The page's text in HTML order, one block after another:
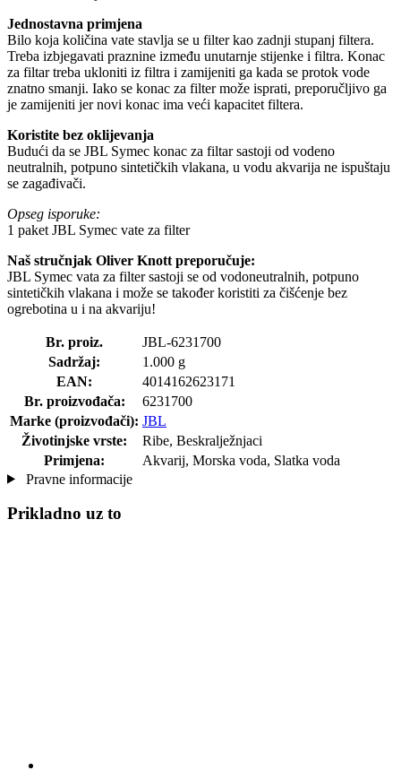
Jednostavna primjena
Bilo koja količina vate stavlja se u filter kao zadnji stupanj filtera.
Treba izbjegavati praznine između unutarnje stijenke i filtra. Konac
za filtar treba ukloniti iz filtra i zamijeniti ga kada se protok vode
znatno smanji. Iako se konac za filter može isprati, preporučljivo ga
je zamijeniti jer novi konac ima veći kapacitet filtera.
Koristite bez oklijevanja
Budući da se JBL Symec konac za filtar sastoji od vodeno
neutralnih, potpuno sintetičkih vlakana, u vodu akvarija ne ispuštaju
se zagađivači.
Opseg isporuke:
1 paket JBL Symec vate za filter
Naš stručnjak Oliver Knott preporučuje:
JBL Symec vata za filter sastoji se od vodoneutralnih, potpuno
sintetičkih vlakana i može se također koristiti za čišćenje bez
ogrebotina u i na akvariju!
Br. proiz.
JBL-6231700
Sadržaj:
1.000 g
EAN:
4014162623171
Br. proizvođača:
6231700
Marke (proizvođači): JBL
Životinjske vrste:
Ribe, Beskralježnjaci
Primjena:
Akvarij, Morska voda, Slatka voda
Pravne informacije
Prikladno uz to